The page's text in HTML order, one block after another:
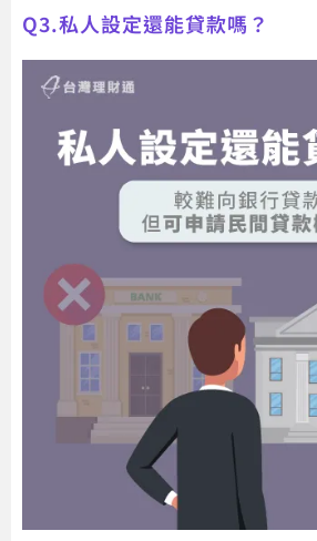
Q3.私人設定還能貸款嗎？